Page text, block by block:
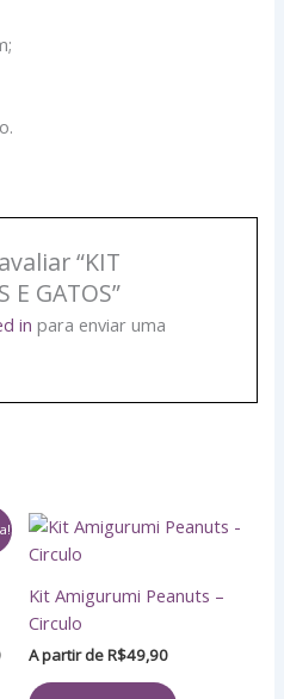
“KIT
E GATOS”
in para enviar uma
Faixa
de
preço:
através
R$199,60
Kit Amigurumi Peanuts –
Circulo
A partir deR$49,90
Este
várias